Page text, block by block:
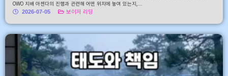
OWO 지배 아젠다의 진행과 관련해 어떤 위치에 놓여 있는지,...
2026-07-05
보이저 리딩